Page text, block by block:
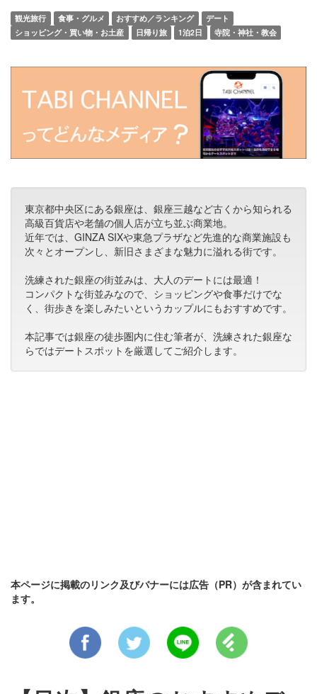
観光旅行 食事・グルメ おすすめ／ランキング
デート
ショッピング・買い物・お土産
日帰り旅 1泊2日 寺院・神社・教会
東京都中央区にある銀座は、銀座三越など古くから知られる
高級百貨店や老舗の個人店が立ち並ぶ商業地。
近年では、GINZA SIXや東急プラザなど先進的な商業施設も
次々とオープンし、新旧さまざまな魅力に溢れる街です。
洗練された銀座の街並みは、大人のデートには最適！
コンパクトな街並みなので、ショッピングや食事だけでな
く、街歩きを楽しみたいというカップルにもおすすめです。
本記事では銀座の徒歩圏内に住む筆者が、洗練された銀座な
らではデートスポットを厳選してご紹介します。
本ページに掲載のリンク及びバナーには広告（PR）が含まれてい
ます。